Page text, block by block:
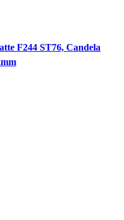
F244 ST76, Candela